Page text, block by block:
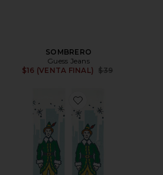
SOMBRERO
Guess Jeans
$16 (VENTA FINAL)
Previous price:
$39
Favorite CALCETINES BIG